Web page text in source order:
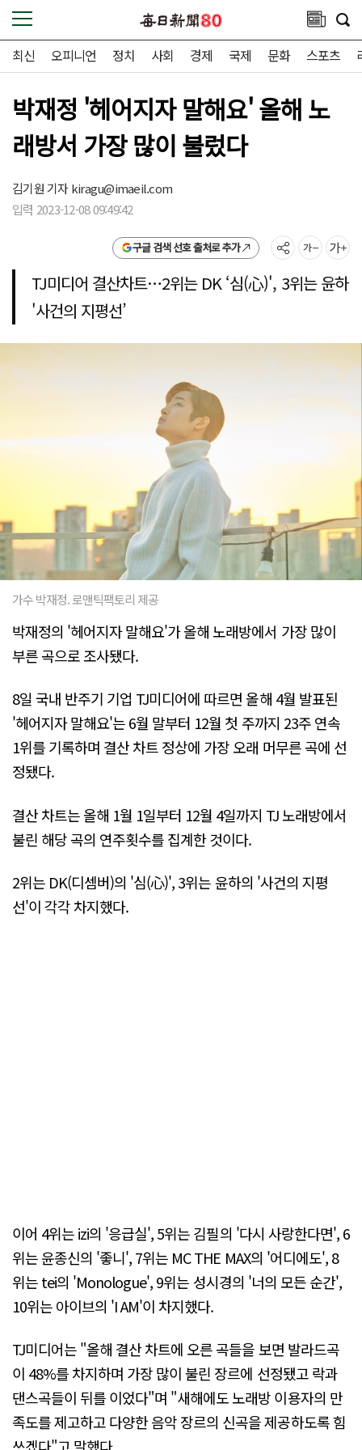
최신 오피니언 정치 사회 경제 국제 문화 스포츠
박재정 '헤어지자 말해요' 올해 노
래방서 가장 많이 불렀다
김기원 기자kiragu@imaeil.com
입력 2023-12-08 09:49:42
구글 검색 선호 출처로 추가
TJ미디어 결산차트…2위는 DK ‘심(心)', 3위는 윤하
'사건의 지평선’
가수 박재정. 로맨틱팩토리 제공
박재정의 '헤어지자 말해요'가 올해 노래방에서 가장 많이
부른 곡으로 조사됐다.
8일 국내 반주기 기업 TJ미디어에 따르면 올해 4월 발표된
'헤어지자 말해요'는 6월 말부터 12월 첫 주까지 23주 연속
1위를 기록하며 결산 차트 정상에 가장 오래 머무른 곡에 선
정됐다.
결산 차트는 올해 1월 1일부터 12월 4일까지 TJ 노래방에서
불린 해당 곡의 연주횟수를 집계한 것이다.
2위는 DK(디셈버)의 '심(心)', 3위는 윤하의 '사건의 지평
선'이 각각 차지했다.
이어 4위는 izi의 '응급실', 5위는 김필의 '다시 사랑한다면', 6
위는 윤종신의 '좋니', 7위는 MC THE MAX의 '어디에도', 8
위는 tei의 'Monologue', 9위는 성시경의 '너의 모든 순간',
10위는 아이브의 'I AM'이 차지했다.
TJ미디어는 "올해 결산 차트에 오른 곡들을 보면 발라드곡
이 48%를 차지하며 가장 많이 불린 장르에 선정됐고 락과
댄스곡들이 뒤를 이었다"며 "새해에도 노래방 이용자의 만
족도를 제고하고 다양한 음악 장르의 신곡을 제공하도록 힘